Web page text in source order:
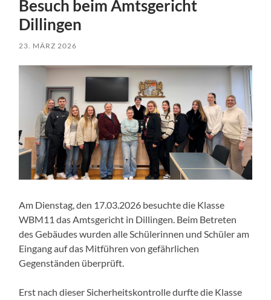
Besuch beim Amtsgericht
Dillingen
23. MÄRZ 2026
Am Dienstag, den 17.03.2026 besuchte die Klasse
WBM11 das Amtsgericht in Dillingen. Beim Betreten
des Gebäudes wurden alle Schülerinnen und Schüler am
Eingang auf das Mitführen von gefährlichen
Gegenständen überprüft.
Erst nach dieser Sicherheitskontrolle durfte die Klasse